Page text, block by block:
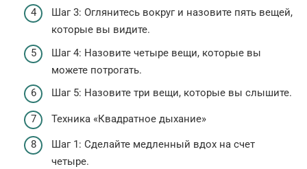
Шаг 3: Оглянитесь вокруг и назовите пять вещей,
которые вы видите.
Шаг 4: Назовите четыре вещи, которые вы
можете потрогать.
Шаг 5: Назовите три вещи, которые вы слышите.
Техника «Квадратное дыхание»
Шаг 1: Сделайте медленный вдох на счет
четыре.